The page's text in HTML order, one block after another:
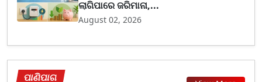
ଲାଗିପାରେ ଜରିମାନା,...
August 02, 2026
ପାଣିପାଗ